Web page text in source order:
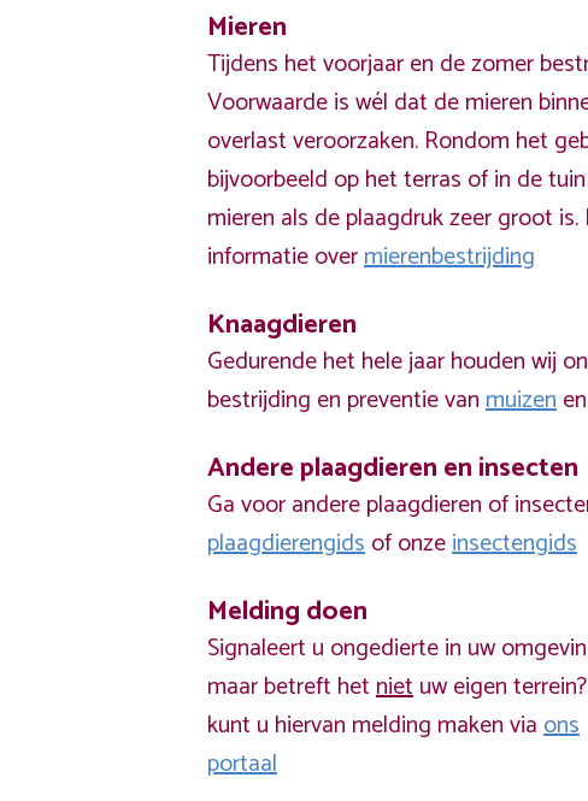
Mieren
Tijdens het voorjaar en de zomer
Voorwaarde is wél dat de mieren
overlast veroorzaken. Rondom het
bijvoorbeeld op het terras of in de
mieren als de plaagdruk zeer groot
informatie overmierenbestrijding
Knaagdieren
Gedurende het hele jaar houden wij
bestrijding en preventie vanmuizenen
Andere plaagdieren en insecten
Ga voor andere plaagdieren of
plaagdierengidsof onzeinsectengids
Melding doen
Signaleert u ongedierte in uw
maar betreft hetnietuw eigen
kunt u hiervan melding maken viaons
portaal